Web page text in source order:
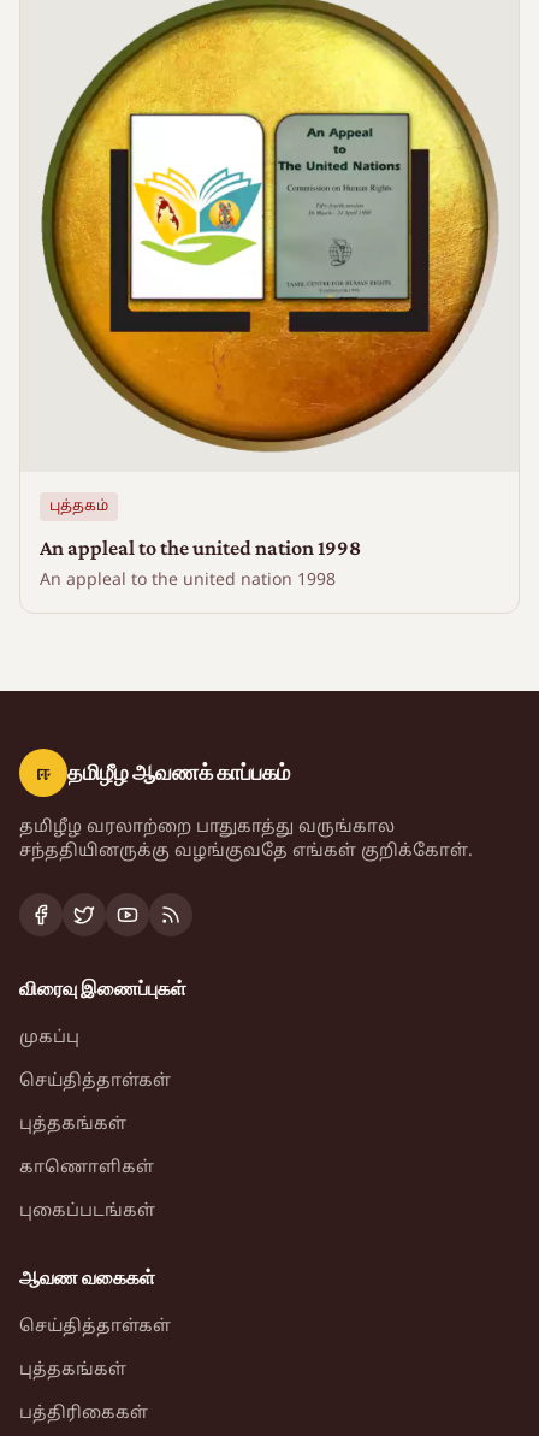
புத்தகம்
An appleal to the united nation 1998
An appleal to the united nation 1998
ஈ தமிழீழ ஆவணக் காப்பகம்
தமிழீழ வரலாற்றை பாதுகாத்து வருங்கால
சந்ததியினருக்கு வழங்குவதே எங்கள் குறிக்கோள்.
விரைவு இணைப்புகள்
முகப்பு
செய்தித்தாள்கள்
புத்தகங்கள்
காணொளிகள்
புகைப்படங்கள்
ஆவண வகைகள்
செய்தித்தாள்கள்
புத்தகங்கள்
பத்திரிகைகள்